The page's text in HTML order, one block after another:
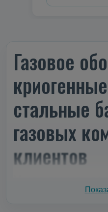
Газовое
стальные
газовых
клиентов